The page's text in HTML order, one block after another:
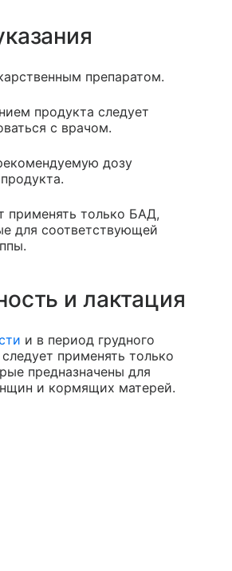
препаратом.
продукта следует
с врачом.
дозу
применять только БАД,
для соответствующей
и лактация
и в период грудного
применять только
предназначены для
и кормящих матерей.